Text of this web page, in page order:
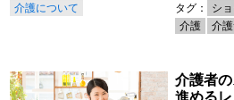
介護について タグ： シ
介護
介
介護者
進める